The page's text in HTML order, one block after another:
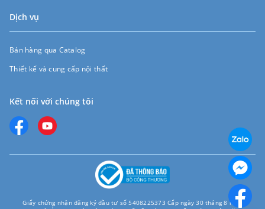
Dịch vụ
Bán hàng qua Catalog
Thiết kế và cung cấp nội thất
Kết nối với chúng tôi
Giấy chứng nhận đăng ký đầu tư số 5408225373 Cấp ngày 30 tháng 8 năm